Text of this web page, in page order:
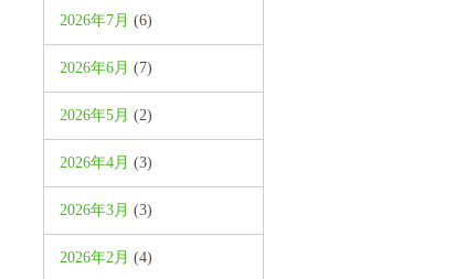
2026年7月 (6)
2026年6月 (7)
2026年5月 (2)
2026年4月 (3)
2026年3月 (3)
2026年2月 (4)